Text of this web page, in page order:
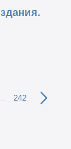
242